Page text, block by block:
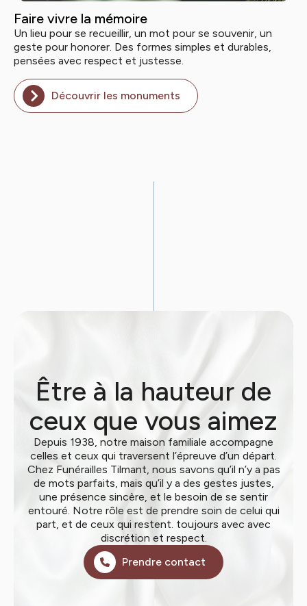
Faire vivre la mémoire
Un lieu pour se recueillir, un mot pour se souvenir, un
geste pour honorer. Des formes simples et durables,
pensées avec respect et justesse.
Découvrir les monuments
Être à la hauteur de
ceux que vous aimez
Depuis 1938, notre maison familiale accompagne
celles et ceux qui traversent l’épreuve d’un départ.
Chez Funérailles Tilmant, nous savons qu’il n’y a pas
de mots parfaits, mais qu’il y a des gestes justes,
une présence sincère, et le besoin de se sentir
entouré. Notre rôle est de prendre soin de celui qui
part, et de ceux qui restent. toujours avec avec
discrétion et respect.
Prendre contact